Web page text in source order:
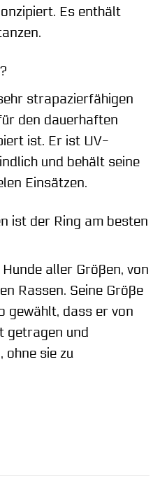
Es enthält
strapazierfähigen
den dauerhaften
ist. Er ist UV-
und behält seine
Einsätzen.
ist der Ring am besten
aller Größen, von
Rassen. Seine Größe
gewählt, dass er von
getragen und
ohne sie zu